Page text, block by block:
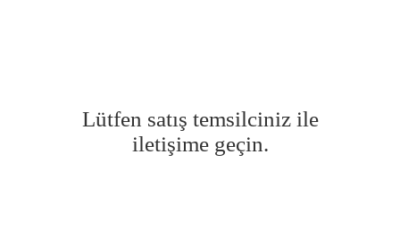
Lütfen satış temsilciniz ile
iletişime geçin.